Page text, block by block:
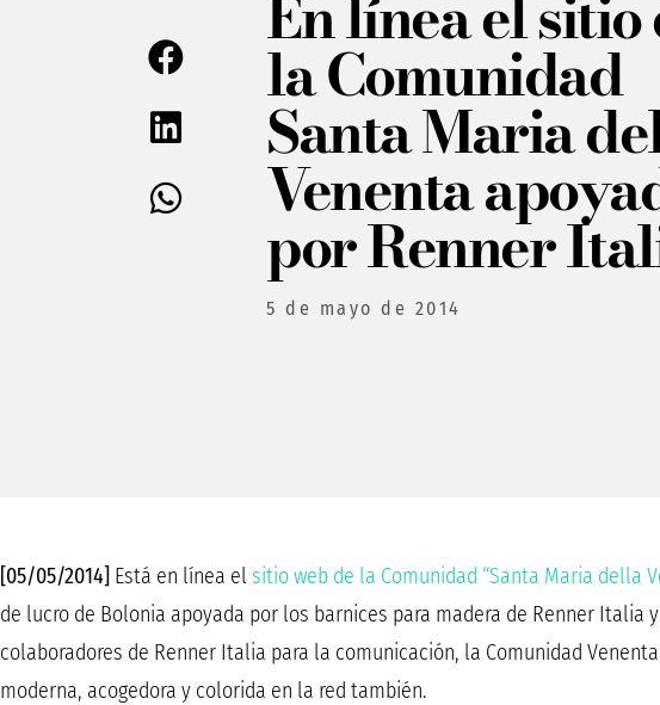
la Comunidad
Santa Maria
Venenta
por Renner
5 de mayo de 2014
[05/05/2014] Está en línea el sitio web de la Comunidad “Santa Maria della
de lucro de Bolonia apoyada por los barnices para madera de Renner Italia
colaboradores de Renner Italia para la comunicación, la Comunidad
moderna, acogedora y colorida en la red también.